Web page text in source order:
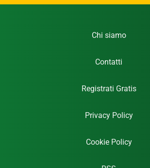
Chi siamo
Contatti
Registrati Gratis
Privacy Policy
Cookie Policy